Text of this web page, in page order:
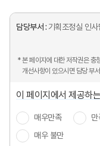
담당부서 : 기획조정실 인사
* 본 페이지에 대한 저작권은 충
개선사항이 있으시면 담당 부
이 페이지에서 제공하
매우만족 만
매우 불만